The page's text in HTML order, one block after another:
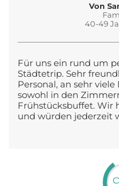
Von
40-49
Für uns ein rund um
Städtetrip. Sehr
Personal, an sehr
sowohl in den
Frühstücksbuffet. Wir
und würden jederzeit